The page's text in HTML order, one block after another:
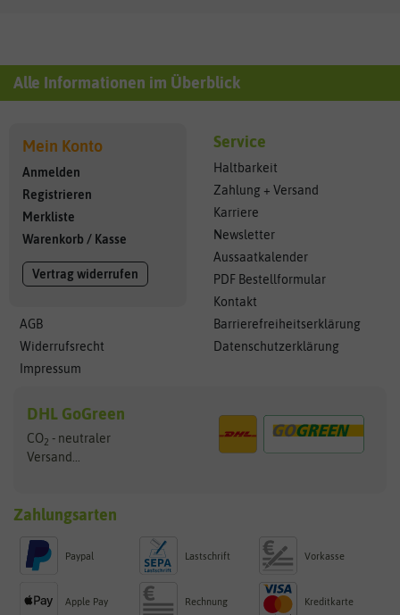
Alle Informationen im Überblick
Mein Konto
Anmelden
Registrieren
Merkliste
Warenkorb / Kasse
Vertrag widerrufen
AGB
Widerrufsrecht
Impressum
Service
Haltbarkeit
Zahlung + Versand
Karriere
Newsletter
Aussaatkalender
PDF Bestellformular
Kontakt
Barrierefreiheitserklärung
Datenschutzerklärung
DHL GoGreen
CO2 - neutraler
Versand...
Zahlungsarten
Paypal Lastschrift Vorkasse
Apple Pay Rechnung Kreditkarte